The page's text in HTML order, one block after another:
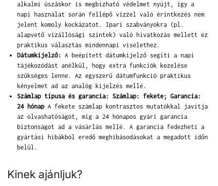
alkalmi úszáskor is megbízható védelmet nyújt, így a
napi használat során fellépő vízzel való érintkezés nem
jelent komoly kockázatot. Ipari szabványokra (pl.
alapvető vízállósági szintek) való hivatkozás mellett ez
praktikus választás mindennapi viselethez.
Dátumkijelző: A beépített dátumkijelző segíti a napi
tájékozódást anélkül, hogy extra funkciók kezelése
szükséges lenne. Az egyszerű dátumfunkció praktikus
kényelmet ad az analóg kijelzés mellé.
Számlap típusa és garancia: Számlap: fekete; Garancia:
24 hónap A fekete számlap kontrasztos mutatókkal javítja
az olvashatóságot, míg a 24 hónapos gyári garancia
biztonságot ad a vásárlás mellé. A garancia fedezheti a
gyártási hibákból eredő meghibásodásokat a megadott időn
belül.
Kinek ajánljuk?